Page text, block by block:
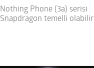
Nothing Phone (3a) serisi
Snapdragon temelli olabilir